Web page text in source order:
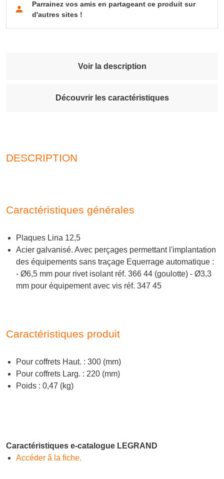
Parrainez vos amis en partageant ce produit sur
d'autres sites !
Voir la description
Découvrir les caractéristiques
DESCRIPTION
Caractéristiques générales
Plaques Lina 12,5
Acier galvanisé. Avec perçages permettant l'implantation
des équipements sans traçage Equerrage automatique :
- Ø6,5 mm pour rivet isolant réf. 366 44 (goulotte) - Ø3,3
mm pour équipement avec vis réf. 347 45
Caractéristiques produit
Pour coffrets Haut. : 300 (mm)
Pour coffrets Larg. : 220 (mm)
Poids : 0,47 (kg)
Caractéristiques e-catalogue LEGRAND
Accéder â la fiche.